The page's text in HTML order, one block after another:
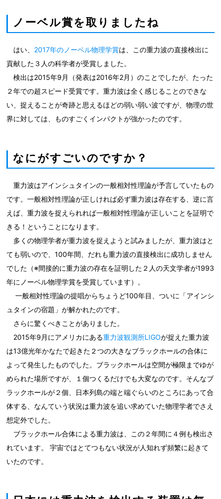
ノーベル賞を取りましたね
はい、 2017年のノーベル物理学賞は、この重力波の直接検出に
貢献した３人の科学者が受賞しました。
検出は2015年9月（発表は2016年2月）のことでしたが、たった
２年での超スピード受賞です。重力波は全く感じることのできな
い、捉えることが奇跡と思えるほどの弱い弱い波ですが、物理の世
界に対しては、ものすごくインパクトが強かったのです。
なにがすごいのですか？
重力波はアインシュタインの一般相対性理論が予言していたもの
です。一般相対性理論が正しければ必ず重力波は存在する、逆に言
えば、重力波を捉えられれば一般相対性理論が正しいことを証明で
きる！ということになります。
多くの物理学者が重力波を捉えようと試みましたが、重力波はと
ても弱いので、100年間、だれも重力波の直接検出に成功しません
でした（※間接的に重力波の存在を証明した２人の天文学者が1993
年にノーベル物理学賞を受賞しています）。
一般相対性理論の提唱からちょうど100年目、ついに「アインシ
ュタインの宿題」が解かれたのです。
さらに驚くべきことがありました。
2015年9月にアメリカにある重力波観測所LIGOが捉えた重力波
は13億光年かなたで起きた２つの大きなブラックホールの合体に
よって発生したものでした。ブラックホールは空間が極限までゆが
められた場所ですが、１個つくるだけでも大変なのです。そんなブ
ラックホールが２個、日本列島の端と端ぐらいのところにあって合
体する、なんていう状況は重力波を追い求めていた物理学者でさえ
想定外でした。
ブラックホール合体による重力波は、この２年間に４例も検出さ
れています。 宇宙ではとてつもない状況が人知れず頻繁に起きて
いたのです。